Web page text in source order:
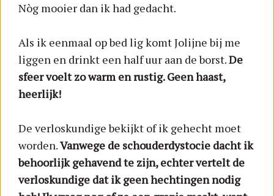
Nòg mooier dan ik had gedacht.
Als ik eenmaal op bed lig komt Jolijne bij me
liggen en drinkt een half uur aan de borst.De
sfeer voelt zo warm en rustig. Geen haast,
heerlijk!
De verloskundige bekijkt of ik gehecht moet
worden.Vanwege de schouderdystocie dacht ik
behoorlijk gehavend te zijn, echter vertelt de
verloskundige dat ik geen hechtingen nodig